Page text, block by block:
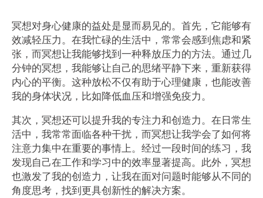
冥想对身心健康的益处是显而易见的。首先，它能够有
效减轻压力。在我忙碌的生活中，常常会感到焦虑和紧
张，而冥想让我能够找到一种释放压力的方法。通过几
分钟的冥想，我能够让自己的思绪平静下来，重新获得
内心的平衡。这种放松不仅有助于心理健康，也能改善
我的身体状况，比如降低血压和增强免疫力。
其次，冥想还可以提升我的专注力和创造力。在日常生
活中，我常常面临各种干扰，而冥想让我学会了如何将
注意力集中在重要的事情上。经过一段时间的练习，我
发现自己在工作和学习中的效率显著提高。此外，冥想
也激发了我的创造力，让我在面对问题时能够从不同的
角度思考，找到更具创新性的解决方案。